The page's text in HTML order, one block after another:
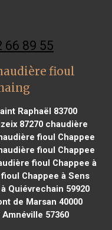
66 89 55
fioul
Raphaël 83700
87270chaudière
fioul Chappee
fioul Chappee
fioul Chappee à
Chappee à Sens
Quiévrechain 59920
de Marsan 40000
57360